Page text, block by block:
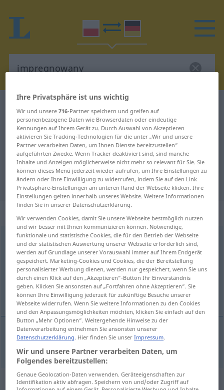
Polnisch-Deutsch Übersetzung für
"impregnowany"
"impregnowany" Deutsch
Übersetzung
„impregnowany“
impregnowany
Übersicht aller Übersetzungen
(Für mehr Details die Übersetzung anklicken/antippen)
imprägniert
impregnowany
Synonyme für "impregnowany"
Ihre Privatsphäre ist uns wichtig
Wir und unsere716-Partner speichern und greifen auf
personenbezogene Daten wie Browserdaten oder eindeutige
Kennungen auf Ihrem Gerät zu. Durch Auswahl von Akzeptieren
aktivieren Sie Tracking-Technologien für die unter „Wir und unsere
Partner verarbeiten Daten, um Ihnen Dienste bereitzustellen“
aufgeführten Zwecke. Wenn Tracker deaktiviert sind, sind manche
Inhalte und Anzeigen möglicherweise nicht mehr so relevant für Sie. Sie
können dieses Menü jederzeit wieder aufrufen, um Ihre Einstellungen zu
ändern oder Ihre Einwilligung zu widerrufen, indem Sie auf den Link
Privatsphäre-Einstellungen am unteren Rand der Webseite klicken. Ihre
Einstellungen gelten innerhalb unseres Website. Weitere Informationen
finden Sie in unserer Datenschutzerklärung.
Wir verwenden Cookies, damit Sie unsere Webseite bestmöglich nutzen
und wir besser mit Ihnen kommunizieren können. Notwendige,
funktionale und statistische Cookies, die für den Betrieb der Webseite
und der statistischen Auswertung unserer Webseite erforderlich sind,
werden auf Grundlage unserer Vorauswahl immer auf Ihrem Endgerät
gespeichert. Marketing-Cookies und Cookies, die der Bereitstellung
personalisierter Werbung dienen, werden nur gespeichert, wenn Sie uns
durch einen Klick auf den „Akzeptieren“-Button Ihr Einverständnis
geben. Klicken Sie ansonsten auf „Fortfahren ohne Akzeptieren“. Sie
können Ihre Einwilligung jederzeit für zukünftige Besuche unserer
Webseite widerrufen. Wenn Sie weitere Informationen zu den Cookies
und den Anpassungsmöglichkeiten möchten, klicken Sie einfach auf den
Button „Mehr Optionen“. Weitergehende Hinweise zu der
Datenverarbeitung entnehmen Sie ansonsten unserer
Datenschutzerklärung. Hier finden Sie unserImpressum.
Wir und unsere Partner verarbeiten Daten, um
Folgendes bereitzustellen:
Genaue Geolocation-Daten verwenden. Geräteeigenschaften zur
Identifikation aktiv abfragen. Speichern von und/oder Zugriff auf